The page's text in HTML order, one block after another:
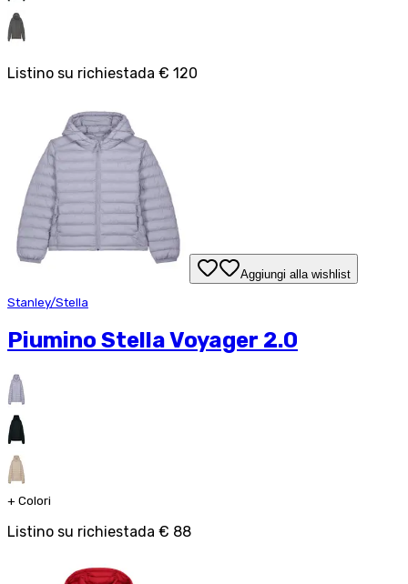
Listino su richiestada € 120
Aggiungi alla wishlist
Stanley/Stella
Piumino Stella Voyager 2.0
+ Colori
Listino su richiestada € 88